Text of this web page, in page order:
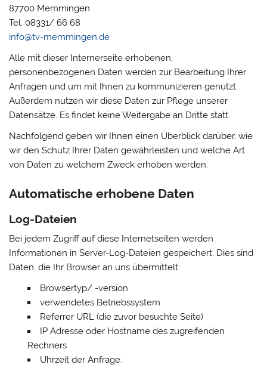
87700 Memmingen
Tel. 08331/ 66 68
info@tv-memmingen.de
Alle mit dieser Internerseite erhobenen,
personenbezogenen Daten werden zur Bearbeitung Ihrer
Anfragen und um mit Ihnen zu kommunizieren genutzt.
Außerdem nutzen wir diese Daten zur Pflege unserer
Datensätze. Es findet keine Weitergabe an Dritte statt.
Nachfolgend geben wir Ihnen einen Überblick darüber, wie
wir den Schutz Ihrer Daten gewährleisten und welche Art
von Daten zu welchem Zweck erhoben werden.
Automatische erhobene Daten
Log-Dateien
Bei jedem Zugriff auf diese Internetseiten werden
Informationen in Server-Log-Dateien gespeichert. Dies sind
Daten, die Ihr Browser an uns übermittelt:
Browsertyp/ -version
verwendetes Betriebssystem
Referrer URL (die zuvor besuchte Seite)
IP Adresse oder Hostname des zugreifenden
Rechners
Uhrzeit der Anfrage.